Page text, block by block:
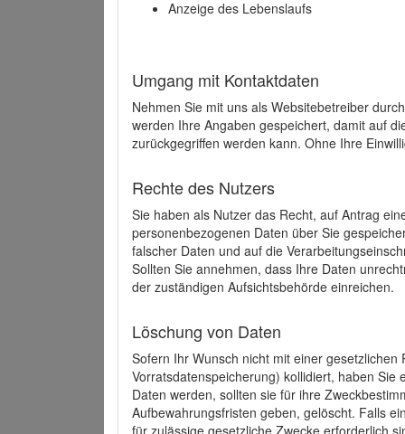
Anzeige des Lebenslaufs
Umgang mit Kontaktdaten
Nehmen Sie mit uns als Websitebetreiber
werden Ihre Angaben gespeichert, damit auf
zurückgegriffen werden kann. Ohne Ihre
Rechte des Nutzers
Sie haben als Nutzer das Recht, auf Antrag
personenbezogenen Daten über Sie
falscher Daten und auf die
Sollten Sie annehmen, dass Ihre Daten
der zuständigen Aufsichtsbehörde einreichen.
Löschung von Daten
Sofern Ihr Wunsch nicht mit einer
Vorratsdatenspeicherung) kollidiert, haben
Daten werden, sollten sie für ihre
Aufbewahrungsfristen geben, gelöscht. Falls
für zulässige gesetzliche Zwecke erforderlich